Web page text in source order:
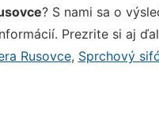
? S nami sa o
Prezrite si aj
Rusovce, Sprchový